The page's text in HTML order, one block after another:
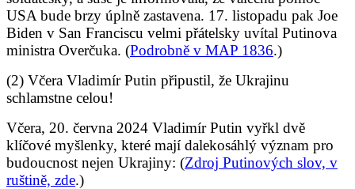
USA bude brzy úplně zastavena. 17. listopadu pak Joe
Biden v San Franciscu velmi přátelsky uvítal Putinova
ministra Overčuka. (Podrobně v MAP 1836.)
(2) Včera Vladimír Putin připustil, že Ukrajinu
schlamstne celou!
Včera, 20. června 2024 Vladimír Putin vyřkl dvě
klíčové myšlenky, které mají dalekosáhlý význam pro
budoucnost nejen Ukrajiny: (Zdroj Putinových slov, v
ruštině, zde.)